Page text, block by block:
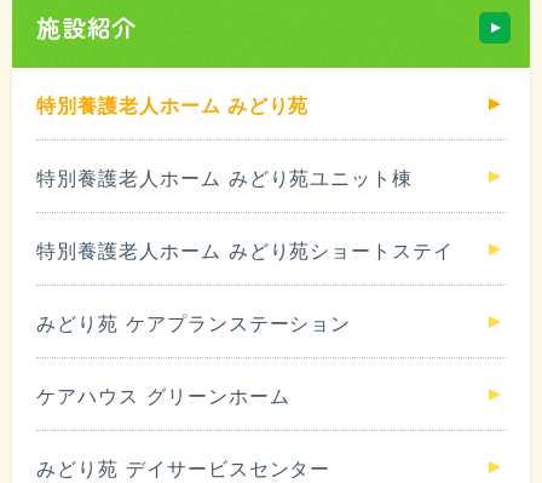
施設紹介
特別養護老人ホーム みどり苑
特別養護老人ホーム みどり苑ユニット棟
特別養護老人ホーム みどり苑ショートステイ
みどり苑 ケアプランステーション
ケアハウス グリーンホーム
みどり苑 デイサービスセンター